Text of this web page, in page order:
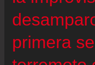
primera